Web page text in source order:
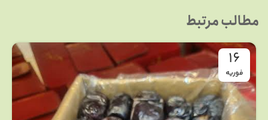
مطالب مرتبط
16
فوریه